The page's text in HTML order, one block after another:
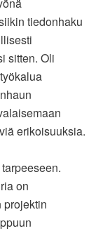
tiedonhaku
sitten. Oli
erikoisuuksia.
on
projektin